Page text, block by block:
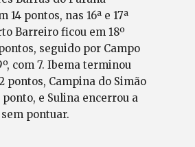
14 pontos, nas 16ª e 17ª
Barreiro ficou em 18º
seguido por Campo
com 7. Ibema terminou
pontos, Campina do Simão
ponto, e Sulina encerrou a
pontuar.